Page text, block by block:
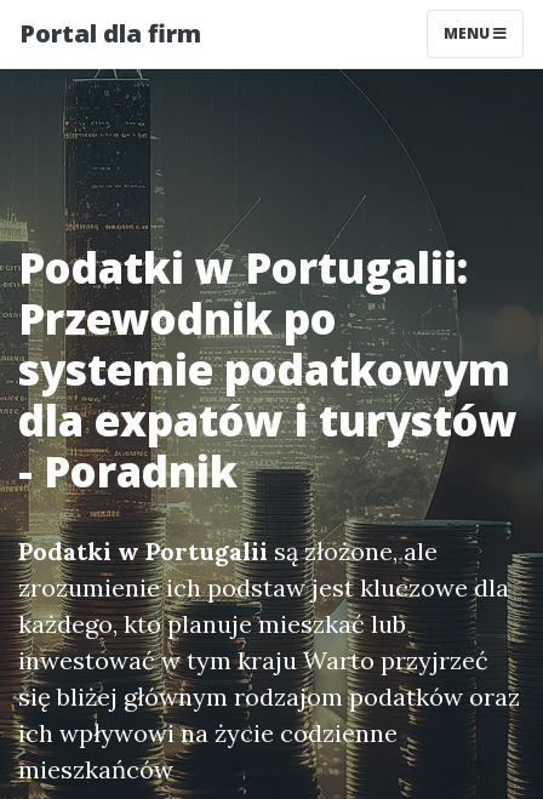
Portal dla firm MENU
Podatki w Portugalii:
Przewodnik po
systemie podatkowym
dla expatów i turystów
- Poradnik
Podatki w Portugalii są złożone, ale
zrozumienie ich podstaw jest kluczowe dla
każdego, kto planuje mieszkać lub
inwestować w tym kraju Warto przyjrzeć
się bliżej głównym rodzajom podatków oraz
ich wpływowi na życie codzienne
mieszkańców